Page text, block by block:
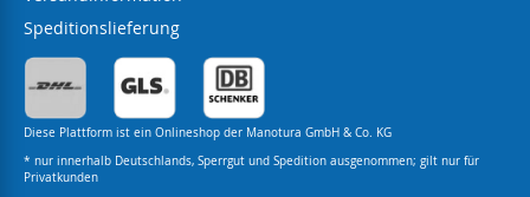
Speditionslieferung
Diese Plattform ist ein Onlineshop der Manotura GmbH & Co. KG
* nur innerhalb Deutschlands, Sperrgut und Spedition ausgenommen; gilt nur für
Privatkunden